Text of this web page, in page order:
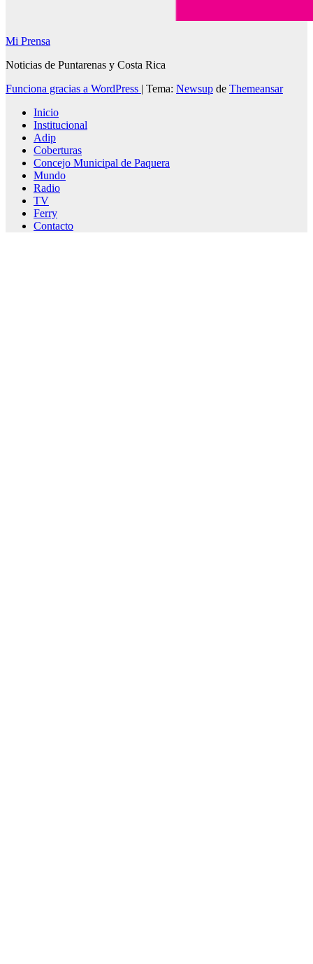
Mi Prensa
Noticias de Puntarenas y Costa Rica
Funciona gracias a WordPress | Tema: Newsup de Themeansar
Inicio
Institucional
Adip
Coberturas
Concejo Municipal de Paquera
Mundo
Radio
TV
Ferry
Contacto